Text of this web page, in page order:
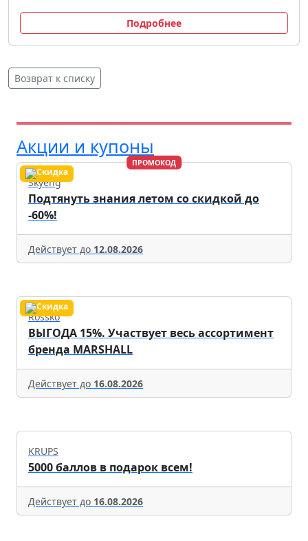
Подробнее
Возврат к списку
Акции и купоны
ПРОМОКОД
Skyeng
Подтянуть знания летом со скидкой до
-60%!
Действует до 12.08.2026
Rossko
ВЫГОДА 15%. Участвует весь ассортимент
бренда MARSHALL
Действует до 16.08.2026
KRUPS
5000 баллов в подарок всем!
Действует до 16.08.2026